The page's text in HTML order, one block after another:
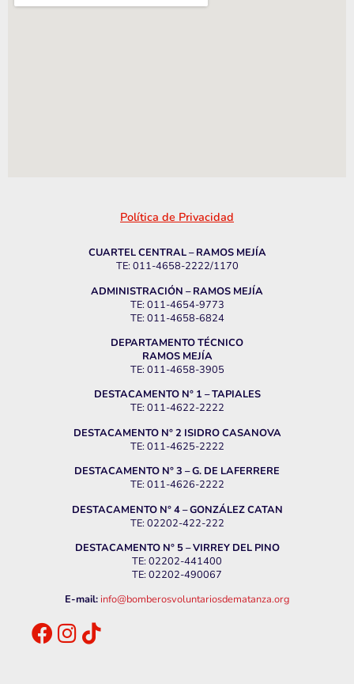
Política de Privacidad
CUARTEL CENTRAL – RAMOS MEJÍA
TE: 011-4658-2222/1170
ADMINISTRACIÓN – RAMOS MEJÍA
TE: 011-4654-9773
TE: 011-4658-6824
DEPARTAMENTO TÉCNICO
RAMOS MEJÍA
TE: 011-4658-3905
DESTACAMENTO N° 1 – TAPIALES
TE: 011-4622-2222
DESTACAMENTO N° 2 ISIDRO CASANOVA
TE: 011-4625-2222
DESTACAMENTO N° 3 – G. DE LAFERRERE
TE: 011-4626-2222
DESTACAMENTO N° 4 – GONZÁLEZ CATAN
TE: 02202-422-222
DESTACAMENTO N° 5 – VIRREY DEL PINO
TE: 02202-441400
TE: 02202-490067
E-mail: info@bomberosvoluntariosdematanza.org